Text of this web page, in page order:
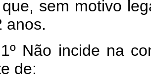
sem motivo
anos.
incide na
de: